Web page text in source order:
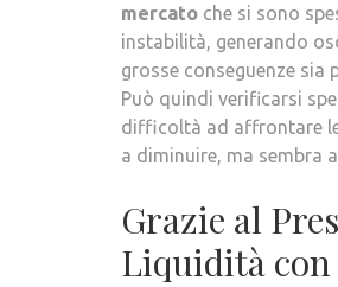
mercato che si sono
instabilità, generando
grosse conseguenze
Può quindi verificarsi
difficoltà ad affrontare
a diminuire, ma sembra
Grazie al
Liquidità con